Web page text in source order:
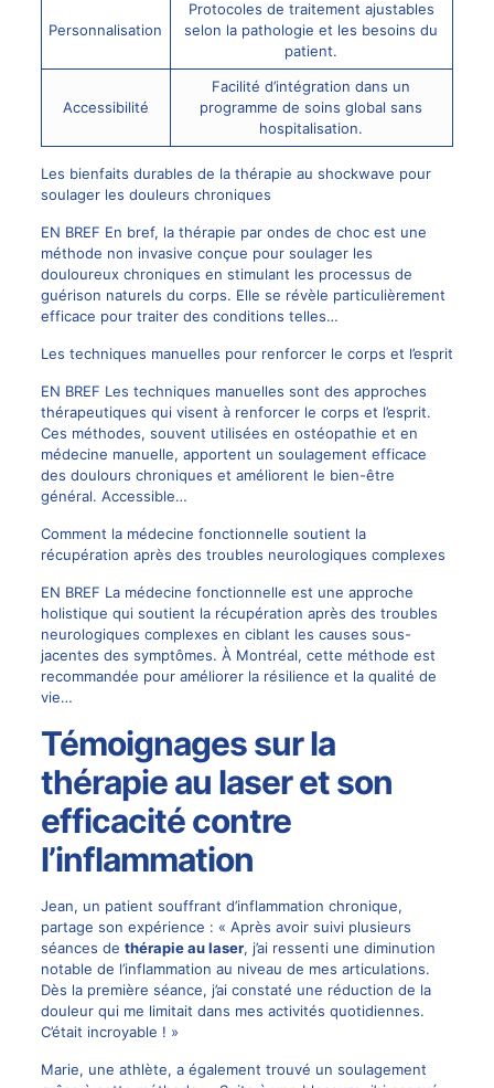
Personnalisation
Protocoles de traitement ajustables
selon la pathologie et les besoins du
patient.
Accessibilité
Facilité d’intégration dans un
programme de soins global sans
hospitalisation.
Les bienfaits durables de la thérapie au shockwave pour
soulager les douleurs chroniques
EN BREF En bref, la thérapie par ondes de choc est une
méthode non invasive conçue pour soulager les
douloureux chroniques en stimulant les processus de
guérison naturels du corps. Elle se révèle particulièrement
efficace pour traiter des conditions telles…
Les techniques manuelles pour renforcer le corps et l’esprit
EN BREF Les techniques manuelles sont des approches
thérapeutiques qui visent à renforcer le corps et l’esprit.
Ces méthodes, souvent utilisées en ostéopathie et en
médecine manuelle, apportent un soulagement efficace
des doulours chroniques et améliorent le bien-être
général. Accessible…
Comment la médecine fonctionnelle soutient la
récupération après des troubles neurologiques complexes
EN BREF La médecine fonctionnelle est une approche
holistique qui soutient la récupération après des troubles
neurologiques complexes en ciblant les causes sous-
jacentes des symptômes. À Montréal, cette méthode est
recommandée pour améliorer la résilience et la qualité de
vie…
Témoignages sur la
thérapie au laser et son
efficacité contre
l’inflammation
Jean, un patient souffrant d’inflammation chronique,
partage son expérience : « Après avoir suivi plusieurs
séances de thérapie au laser, j’ai ressenti une diminution
notable de l’inflammation au niveau de mes articulations.
Dès la première séance, j’ai constaté une réduction de la
douleur qui me limitait dans mes activités quotidiennes.
C’était incroyable ! »
Marie, une athlète, a également trouvé un soulagement